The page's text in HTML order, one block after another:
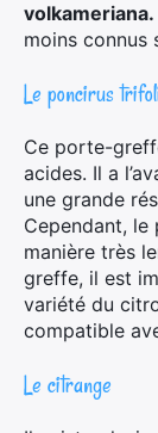
volkameriana.
moins connus
Le poncirus
Ce porte-
acides. Il a
une grande
Cependant,
manière très
greffe, il est
variété du
compatible
Le citrange